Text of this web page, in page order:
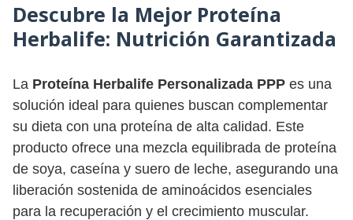
Descubre la Mejor Proteína
Herbalife: Nutrición Garantizada
La Proteína Herbalife Personalizada PPP es una
solución ideal para quienes buscan complementar
su dieta con una proteína de alta calidad. Este
producto ofrece una mezcla equilibrada de proteína
de soya, caseína y suero de leche, asegurando una
liberación sostenida de aminoácidos esenciales
para la recuperación y el crecimiento muscular.